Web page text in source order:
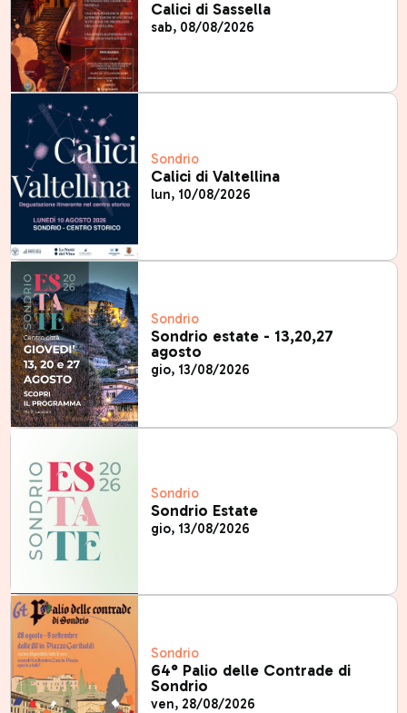
Calici di Sassella
sab, 08/08/2026
Sondrio
Calici di Valtellina
lun, 10/08/2026
Sondrio
Sondrio estate - 13,20,27
agosto
gio, 13/08/2026
Sondrio
Sondrio Estate
gio, 13/08/2026
Sondrio
64° Palio delle Contrade di
Sondrio
ven, 28/08/2026